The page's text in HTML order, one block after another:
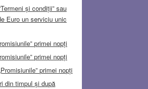
și condiții” sau
Euro un serviciu unic
primei nopți
primei nopți
primei nopți
din timpul și după